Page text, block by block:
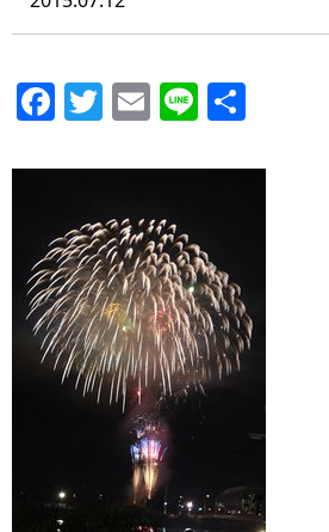
Facebook
Twitter
Email
Line